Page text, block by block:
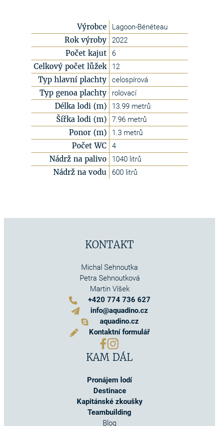
Výrobce Lagoon-Bénéteau
Rok výroby 2022
Počet kajut 6
Celkový počet lůžek 12
Typ hlavní plachty celospírová
Typ genoa plachty rolovací
Délka lodi (m) 13.99 metrů
Šířka lodi (m) 7.96 metrů
Ponor (m) 1.3 metrů
Počet WC 4
Nádrž na palivo 1040 litrů
Nádrž na vodu 600 litrů
KONTAKT
Michal Sehnoutka
Petra Sehnoutková
Martin Víšek
+420 774 736 627
info@aquadino.cz
aquadino.cz
Kontaktní formulář
KAM DÁL
Pronájem lodí
Destinace
Kapitánské zkoušky
Teambuilding
Blog